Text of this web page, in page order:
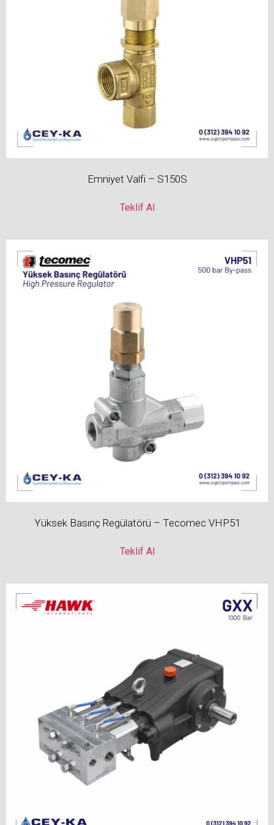
Emniyet Valfi – S150S
Teklif Al
Yüksek Basınç Regülatörü – Tecomec VHP51
Teklif Al